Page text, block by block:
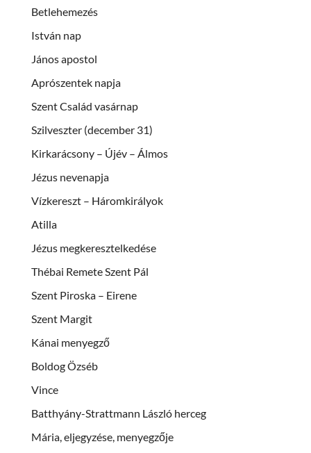
Betlehemezés
István nap
János apostol
Aprószentek napja
Szent Család vasárnap
Szilveszter (december 31)
Kirkarácsony – Újév – Álmos
Jézus nevenapja
Vízkereszt – Háromkirályok
Atilla
Jézus megkeresztelkedése
Thébai Remete Szent Pál
Szent Piroska – Eirene
Szent Margit
Kánai menyegző
Boldog Özséb
Vince
Batthyány-Strattmann László herceg
Mária, eljegyzése, menyegzője